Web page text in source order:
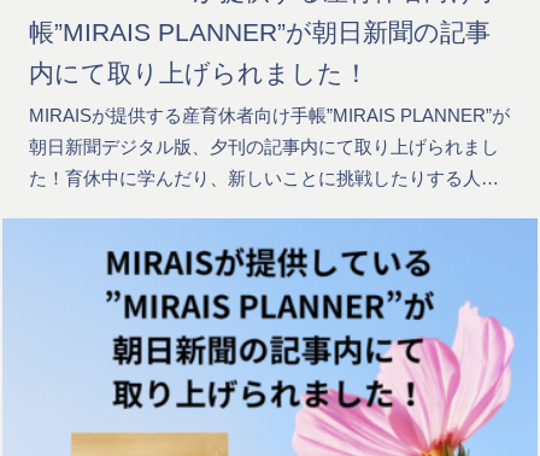
帳”MIRAIS PLANNER”が朝日新聞の記事
内にて取り上げられました！
MIRAISが提供する産育休者向け手帳”MIRAIS PLANNER”が
朝日新聞デジタル版、夕刊の記事内にて取り上げられまし
た！育休中に学んだり、新しいことに挑戦したりする人…